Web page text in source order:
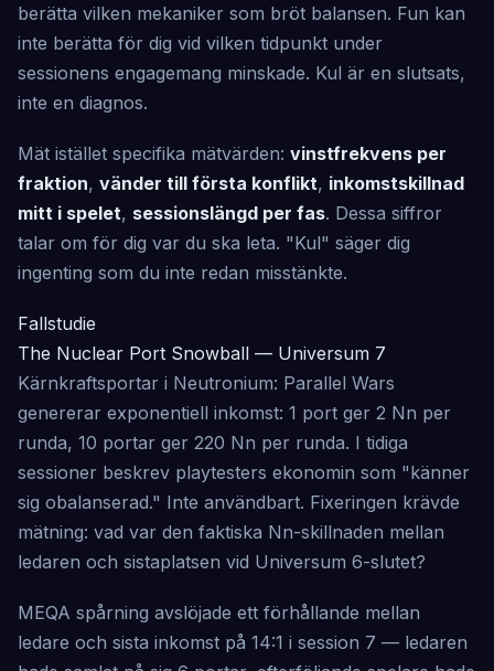
berätta vilken mekaniker som bröt balansen. Fun kan
inte berätta för dig vid vilken tidpunkt under
sessionens engagemang minskade. Kul är en slutsats,
inte en diagnos.
Mät istället specifika mätvärden: vinstfrekvens per
fraktion, vänder till första konflikt, inkomstskillnad
mitt i spelet, sessionslängd per fas. Dessa siffror
talar om för dig var du ska leta. "Kul" säger dig
ingenting som du inte redan misstänkte.
Fallstudie
The Nuclear Port Snowball — Universum 7
Kärnkraftsportar i Neutronium: Parallel Wars
genererar exponentiell inkomst: 1 port ger 2 Nn per
runda, 10 portar ger 220 Nn per runda. I tidiga
sessioner beskrev playtesters ekonomin som "känner
sig obalanserad." Inte användbart. Fixeringen krävde
mätning: vad var den faktiska Nn-skillnaden mellan
ledaren och sistaplatsen vid Universum 6-slutet?
MEQA spårning avslöjade ett förhållande mellan
ledare och sista inkomst på 14:1 i session 7 — ledaren